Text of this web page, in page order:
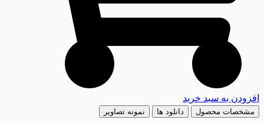
افزودن به سبد خرید
مشخصات محصول دانلود ها نمونه تصاویر